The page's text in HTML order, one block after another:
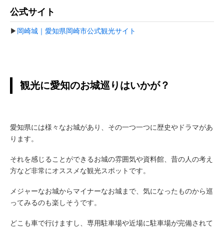
公式サイト
▶ 岡崎城｜愛知県岡崎市公式観光サイト
観光に愛知のお城巡りはいかが？
愛知県には様々なお城があり、その一つ一つに歴史やドラマがあ
ります。
それを感じることができるお城の雰囲気や資料館、昔の人の考え
方など非常にオススメな観光スポットです。
メジャーなお城からマイナーなお城まで、気になったものから巡
ってみるのも楽しそうです。
どこも車で行けますし、専用駐車場や近場に駐車場が完備されて